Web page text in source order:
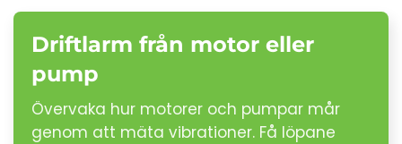
Driftlarm från motor eller
pump
Övervaka hur motorer och pumpar mår
genom att mäta vibrationer. Få löpane